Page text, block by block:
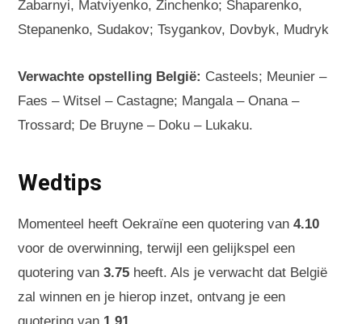
Zabarnyi, Matviyenko, Zinchenko; Shaparenko,
Stepanenko, Sudakov; Tsygankov, Dovbyk, Mudryk
Verwachte opstelling België: Casteels; Meunier –
Faes – Witsel – Castagne; Mangala – Onana –
Trossard; De Bruyne – Doku – Lukaku.
Wedtips
Momenteel heeft Oekraïne een quotering van 4.10
voor de overwinning, terwijl een gelijkspel een
quotering van 3.75 heeft. Als je verwacht dat België
zal winnen en je hierop inzet, ontvang je een
quotering van 1.91